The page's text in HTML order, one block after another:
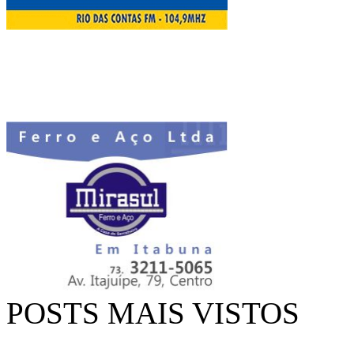
POSTS MAIS VISTOS